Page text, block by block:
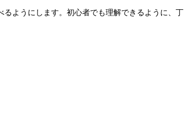
ようにします。初心者でも理解できるように、丁